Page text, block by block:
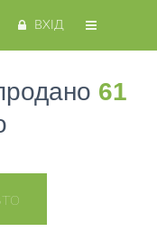
ВХІД
61